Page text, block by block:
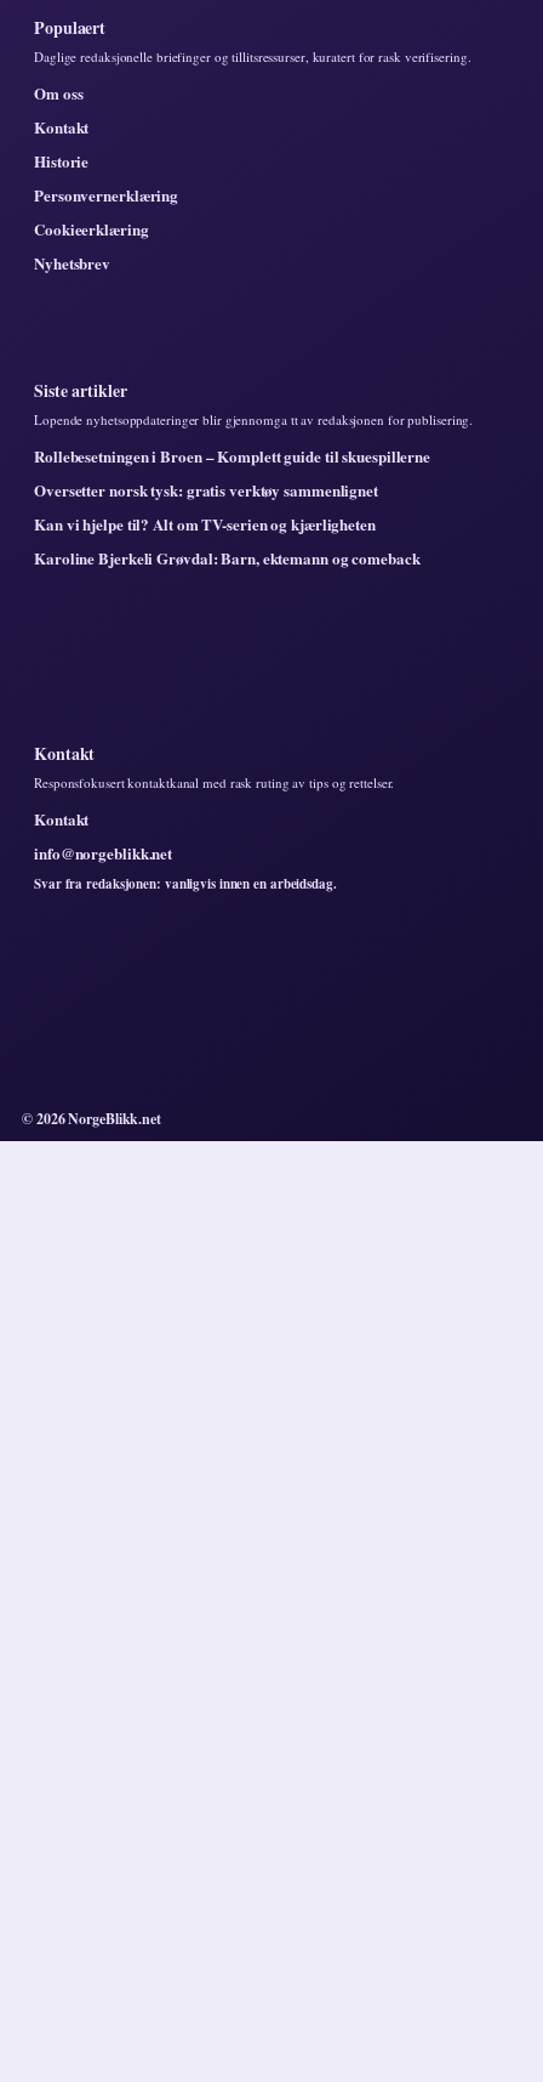
Populaert
Daglige redaksjonelle briefinger og tillitsressurser, kuratert for rask verifisering.
Om oss
Kontakt
Historie
Personvernerklæring
Cookieerklæring
Nyhetsbrev
Siste artikler
Lopende nyhetsoppdateringer blir gjennomga tt av redaksjonen for publisering.
Rollebesetningen i Broen – Komplett guide til skuespillerne
Oversetter norsk tysk: gratis verktøy sammenlignet
Kan vi hjelpe til? Alt om TV-serien og kjærligheten
Karoline Bjerkeli Grøvdal: Barn, ektemann og comeback
Kontakt
Responsfokusert kontaktkanal med rask ruting av tips og rettelser.
Kontakt
info@norgeblikk.net
Svar fra redaksjonen: vanligvis innen en arbeidsdag.
© 2026 NorgeBlikk.net